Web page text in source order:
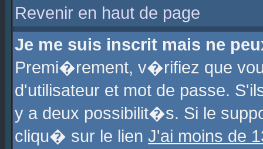
Revenir en haut de page
Je me suis inscrit mais ne
Premi�rement, v�rifiez que
d'utilisateur et mot de passe.
y a deux possibilit�s. Si le
cliqu� sur le lien J'ai moins de